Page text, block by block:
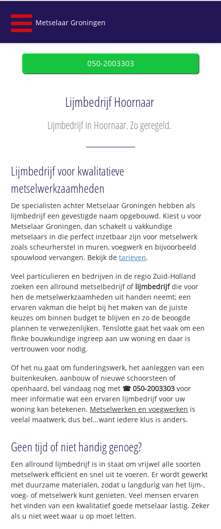
Metselaar Groningen
050-2003303
Lijmbedrijf Hoornaar
Lijmbedrijf in Hoornaar. Zo geregeld.
Lijmbedrijf voor kwalitatieve
metselwerkzaamheden
De specialisten achter Metselaar Groningen hebben als
lijmbedrijf een gevestigde naam opgebouwd. Kiest u voor
Metselaar Groningen, dan schakelt u vakkundige
metselaars in die perfect inzetbaar zijn voor metselwerk
zoals scheurherstel in muren, voegwerk en bijvoorbeeld
spouwlood vervangen. Bekijk detarieven.
Veel particulieren en bedrijven in de regio Zuid-Holland
zoeken een allround metselbedrijf of lijmbedrijfdie voor
hen de metselwerkzaamheden uit handen neemt; een
ervaren vakman die helpt bij het maken van de juiste
keuzes om binnen budget te blijven en zo de beoogde
plannen te verwezenlijken. Tenslotte gaat het vaak om een
flinke bouwkundige ingreep aan uw woning en daar is
vertrouwen voor nodig.
Of het nu gaat om funderingswerk, het aanleggen van een
buitenkeuken, aanbouw of nieuwe schoorsteen of
openhaard, bel vandaag nog met ☎ 050-2003303 voor
meer informatie wat een ervaren lijmbedrijf voor uw
woning kan betekenen. Metselwerken en voegwerken is
veelal maatwerk, dus bel...want iedere klus is anders.
Geen tijd of niet handig genoeg?
Een allround lijmbedrijf is in staat om vrijwel alle soorten
metselwerk efficiënt en snel uit te voeren. Er wordt gewerkt
met duurzame materialen, zodat u langdurig van het lijm-,
voeg- of metselwerk kunt genieten. Veel mensen ervaren
het vinden van een kwalitatief goede metselaar lastig. Zeker
als u niet weet waar u op moet letten.